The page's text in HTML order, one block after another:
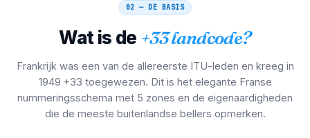
02 — DE BASIS
Wat is de +33 landcode?
Frankrijk was een van de allereerste ITU-leden en kreeg in
1949 +33 toegewezen. Dit is het elegante Franse
nummeringsschema met 5 zones en de eigenaardigheden
die de meeste buitenlandse bellers opmerken.